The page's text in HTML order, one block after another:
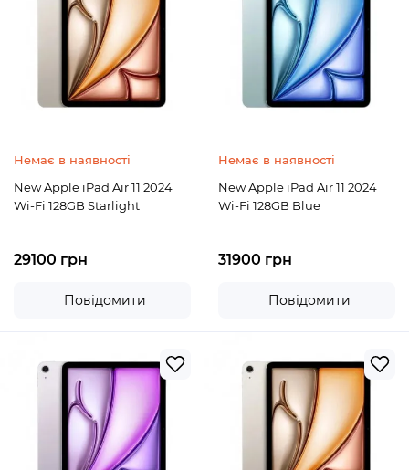
Немає в наявності
New Apple iPad Air 11 2024
Wi-Fi 128GB Starlight
29100 грн
Повідомити
Немає в наявності
New Apple iPad Air 11 2024
Wi-Fi 128GB Blue
31900 грн
Повідомити